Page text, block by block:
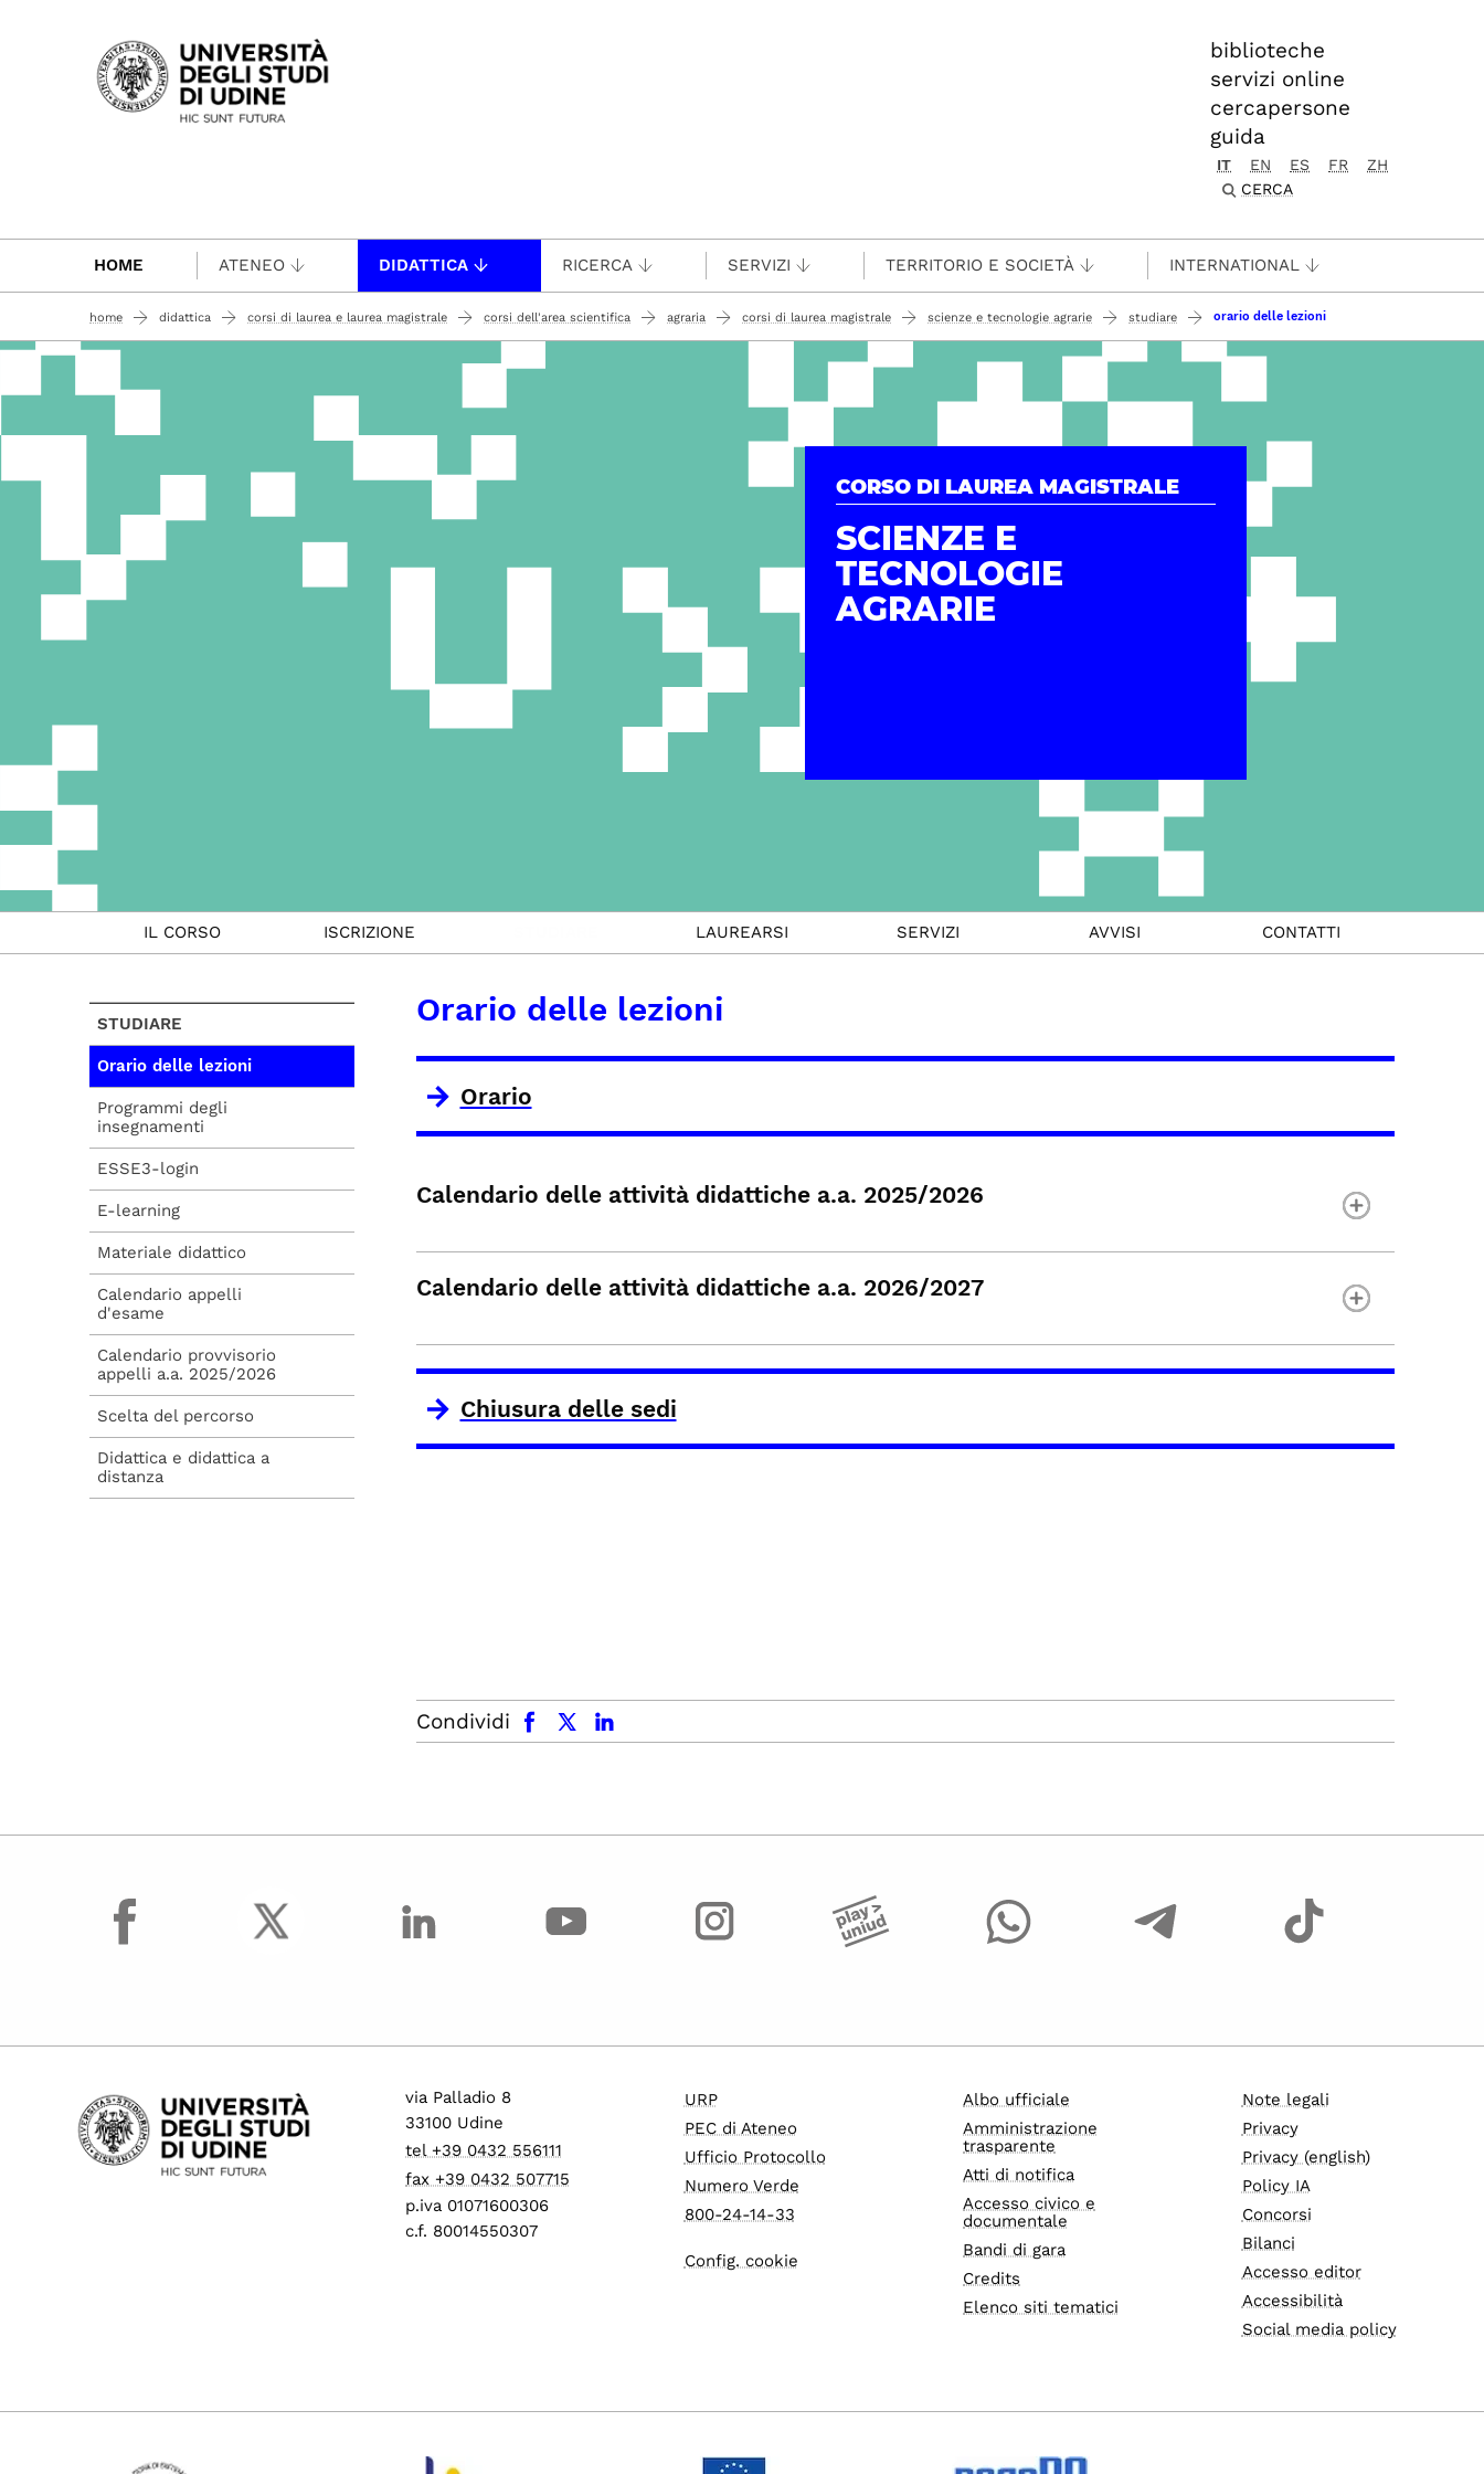
Passa al contenuto principale
biblioteche
servizi online
cercapersone
guida
IT EN ES FR
ZH
CERCA
HOME ATENEO DIDATTICA RICERCA SERVIZI TERRITORIO E SOCIETÀ INTERNATIONAL
home didattica corsi di laurea e laurea magistrale corsi dell'area scientifica agraria corsi di laurea magistrale scienze e tecnologie agrarie studiare orario delle lezioni
CORSO DI LAUREA MAGISTRALE
SCIENZE E
TECNOLOGIE
AGRARIE
IL CORSO ISCRIZIONE LAUREARSI SERVIZI AVVISI CONTATTI
Orario delle lezioni
Orario
Calendario delle attività didattiche a.a. 2025/2026
Calendario delle attività didattiche a.a. 2026/2027
Chiusura delle sedi
Condividi
facebook x.com linkedin
STUDIARE
Orario delle lezioni
Programmi degli
insegnamenti
ESSE3-login
E-learning
Materiale didattico
Calendario appelli
d'esame
Calendario provvisorio
appelli a.a. 2025/2026
Scelta del percorso
Didattica e didattica a
distanza
facebook
via Palladio 8
33100 Udine
tel +39 0432 556111
fax +39 0432 507715
p.iva 01071600306
c.f. 80014550307
URP
PEC di Ateneo
Ufficio Protocollo
Numero Verde
800-24-14-33
Config. cookie
Albo ufficiale
Amministrazione
trasparente
Atti di notifica
Accesso civico e
documentale
Bandi di gara
Credits
Elenco siti tematici
Note legali
Privacy
Privacy (english)
Policy IA
Concorsi
Bilanci
Accesso editor
Accessibilità
Social media policy